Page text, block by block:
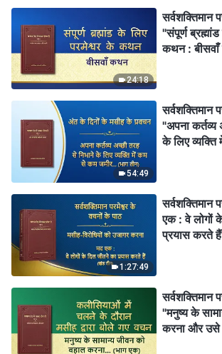
24:18
सर्वशक्तिमान
"संपूर्ण
कथन :
54:49
सर्वशक्तिमान
"अपना कर्तव्य
के लिए
1:27:49
सर्वशक्तिमान
एक : वे लोगों
प्रयास करते
सर्वशक्तिमान
"मनुष्य के
करना और उसे